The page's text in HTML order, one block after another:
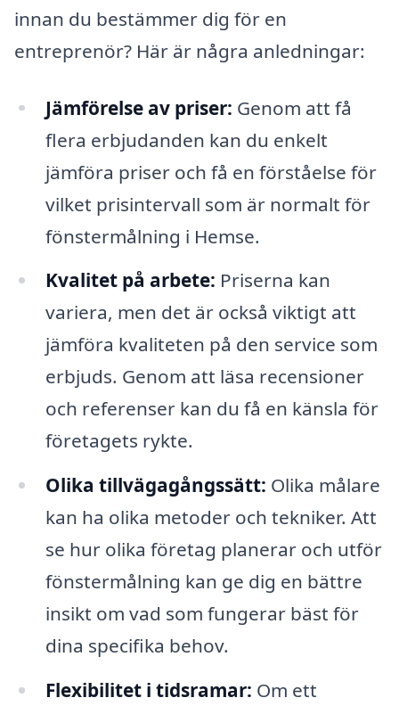
innan du bestämmer dig för en
entreprenör? Här är några anledningar:
Jämförelse av priser: Genom att få
flera erbjudanden kan du enkelt
jämföra priser och få en förståelse för
vilket prisintervall som är normalt för
fönstermålning i Hemse.
Kvalitet på arbete: Priserna kan
variera, men det är också viktigt att
jämföra kvaliteten på den service som
erbjuds. Genom att läsa recensioner
och referenser kan du få en känsla för
företagets rykte.
Olika tillvägagångssätt: Olika målare
kan ha olika metoder och tekniker. Att
se hur olika företag planerar och utför
fönstermålning kan ge dig en bättre
insikt om vad som fungerar bäst för
dina specifika behov.
Flexibilitet i tidsramar: Om ett